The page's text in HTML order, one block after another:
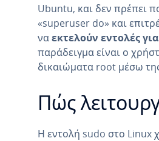
Ubuntu, και δεν πρέπει
«superuser do» και
ναεκτελούν εντολές
παράδειγμα είναι ο
δικαιώματα root μέσω
Πώς
Η εντολή sudo στο Linux